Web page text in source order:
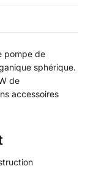
pompe de
sphérique.
de
accessoires